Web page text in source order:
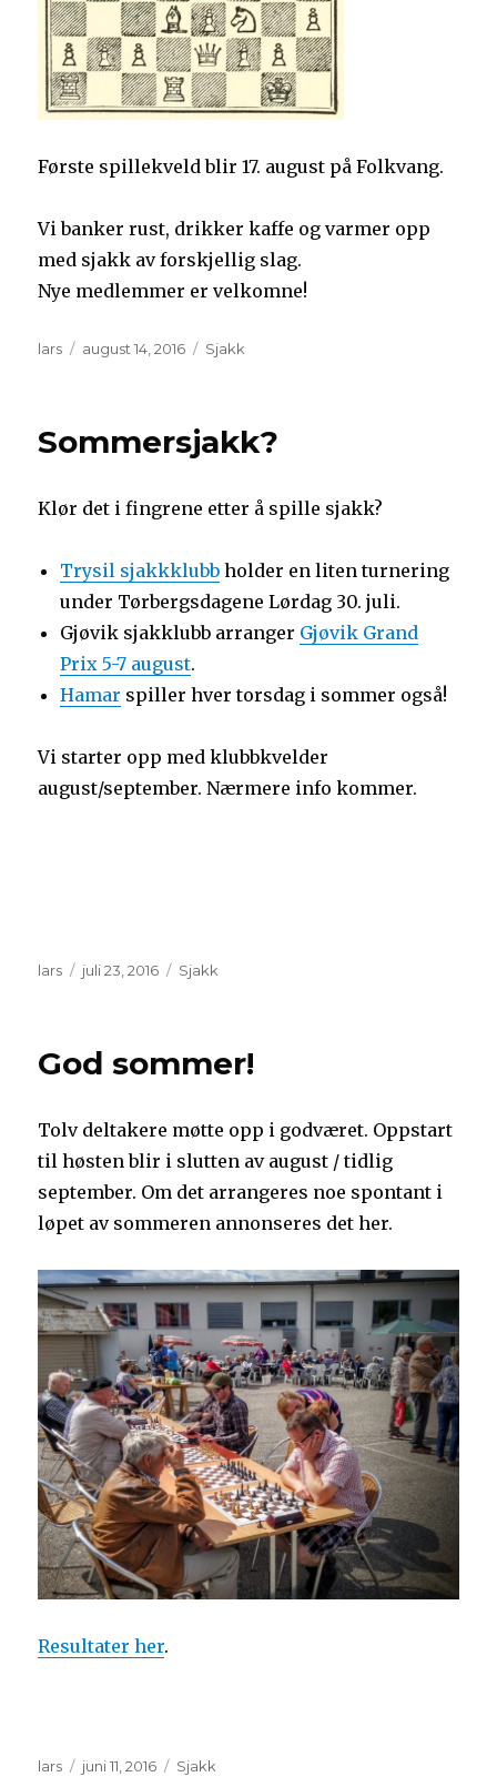
Første spillekveld blir 17. august på Folkvang.
Vi banker rust, drikker kaffe og varmer opp
med sjakk av forskjellig slag.
Nye medlemmer er velkomne!
Forfatter
lars Publisert
august 14, 2016 Kategorier
Sjakk
Sommersjakk?
Klør det i fingrene etter å spille sjakk?
Trysil sjakkklubb holder en liten turnering
under Tørbergsdagene Lørdag 30. juli.
Gjøvik sjakklubb arranger Gjøvik Grand
Prix 5-7 august.
Hamar spiller hver torsdag i sommer også!
Vi starter opp med klubbkvelder
august/september. Nærmere info kommer.
Forfatter
lars Publisert
juli 23, 2016 Kategorier
Sjakk
God sommer!
Tolv deltakere møtte opp i godværet. Oppstart
til høsten blir i slutten av august / tidlig
september. Om det arrangeres noe spontant i
løpet av sommeren annonseres det her.
Resultater her.
Forfatter
lars Publisert
juni 11, 2016 Kategorier
Sjakk